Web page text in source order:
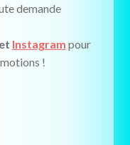
demande
et Instagram pour
!